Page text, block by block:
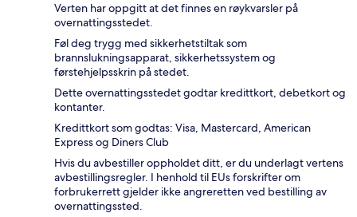
Verten har oppgitt at det finnes en røykvarsler på
overnattingsstedet.
Føl deg trygg med sikkerhetstiltak som
brannslukningsapparat, sikkerhetssystem og
førstehjelpsskrin på stedet.
Dette overnattingsstedet godtar kredittkort, debetkort og
kontanter.
Kredittkort som godtas: Visa, Mastercard, American
Express og Diners Club
Hvis du avbestiller oppholdet ditt, er du underlagt vertens
avbestillingsregler. I henhold til EUs forskrifter om
forbrukerrett gjelder ikke angreretten ved bestilling av
overnattingssted.